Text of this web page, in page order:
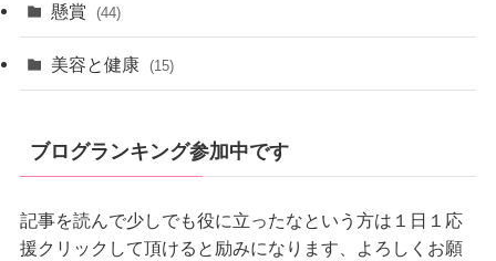
懸賞 (44)
美容と健康 (15)
ブログランキング参加中です
記事を読んで少しでも役に立ったなという方は１日１応
援クリックして頂けると励みになります、よろしくお願